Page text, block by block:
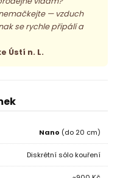
— vzduch
se rychle připálí a
Ústí n. L.
Nano (do 20 cm)
Diskrétní sólo kouření